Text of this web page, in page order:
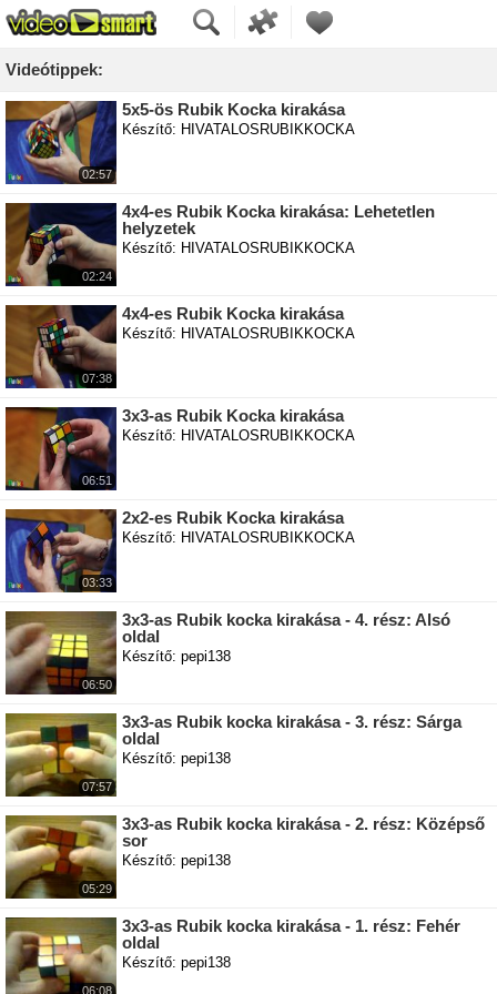
Videótippek:
02:57
5x5-ös Rubik Kocka kirakása
Készítő: HIVATALOSRUBIKKOCKA
02:24
4x4-es Rubik Kocka kirakása: Lehetetlen
helyzetek
Készítő: HIVATALOSRUBIKKOCKA
07:38
4x4-es Rubik Kocka kirakása
Készítő: HIVATALOSRUBIKKOCKA
06:51
3x3-as Rubik Kocka kirakása
Készítő: HIVATALOSRUBIKKOCKA
03:33
2x2-es Rubik Kocka kirakása
Készítő: HIVATALOSRUBIKKOCKA
06:50
3x3-as Rubik kocka kirakása - 4. rész: Alsó
oldal
Készítő: pepi138
07:57
3x3-as Rubik kocka kirakása - 3. rész: Sárga
oldal
Készítő: pepi138
05:29
3x3-as Rubik kocka kirakása - 2. rész: Középső
sor
Készítő: pepi138
06:08
3x3-as Rubik kocka kirakása - 1. rész: Fehér
oldal
Készítő: pepi138